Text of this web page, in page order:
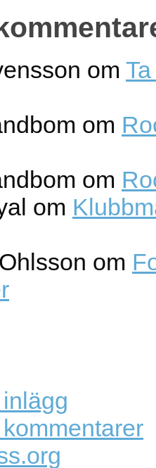
om
om
om
om
om